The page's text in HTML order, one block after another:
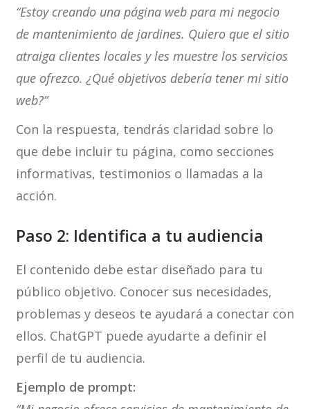
“Estoy creando una página web para mi negocio
de mantenimiento de jardines. Quiero que el sitio
atraiga clientes locales y les muestre los servicios
que ofrezco. ¿Qué objetivos debería tener mi sitio
web?”
Con la respuesta, tendrás claridad sobre lo
que debe incluir tu página, como secciones
informativas, testimonios o llamadas a la
acción.
Paso 2: Identifica a tu audiencia
El contenido debe estar diseñado para tu
público objetivo. Conocer sus necesidades,
problemas y deseos te ayudará a conectar con
ellos. ChatGPT puede ayudarte a definir el
perfil de tu audiencia.
Ejemplo de prompt: